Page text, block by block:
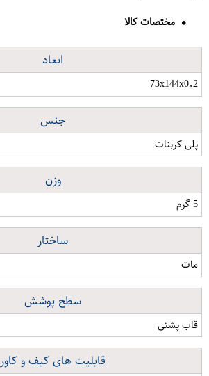
مختصات کالا
ابعاد
73x144x0.2
جنس
پلی کربنات
وزن
5 گرم
ساختار
مات
سطح پوشش
قاب پشتی
قابلیت های کیف و کاور